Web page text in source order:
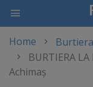
main
Home
BURTIERA
Achimaş